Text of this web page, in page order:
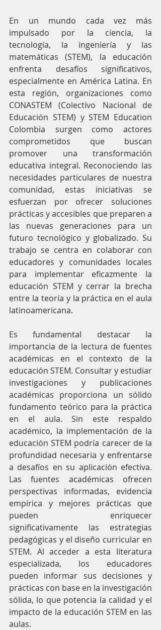
En un mundo cada vez más
impulsado por la ciencia, la
tecnología, la ingeniería y las
matemáticas (STEM), la educación
enfrenta desafíos significativos,
especialmente en América Latina. En
esta región, organizaciones como
CONASTEM (Colectivo Nacional de
Educación STEM) y STEM Education
Colombia surgen como actores
comprometidos que buscan
promover una transformación
educativa integral. Reconociendo las
necesidades particulares de nuestra
comunidad, estas iniciativas se
esfuerzan por ofrecer soluciones
prácticas y accesibles que preparen a
las nuevas generaciones para un
futuro tecnológico y globalizado. Su
trabajo se centra en colaborar con
educadores y comunidades locales
para implementar eficazmente la
educación STEM y cerrar la brecha
entre la teoría y la práctica en el aula
latinoamericana.
Es fundamental destacar la
importancia de la lectura de fuentes
académicas en el contexto de la
educación STEM. Consultar y estudiar
investigaciones y publicaciones
académicas proporciona un sólido
fundamento teórico para la práctica
en el aula. Sin este respaldo
académico, la implementación de la
educación STEM podría carecer de la
profundidad necesaria y enfrentarse
a desafíos en su aplicación efectiva.
Las fuentes académicas ofrecen
perspectivas informadas, evidencia
empírica y mejores prácticas que
pueden enriquecer
significativamente las estrategias
pedagógicas y el diseño curricular en
STEM. Al acceder a esta literatura
especializada, los educadores
pueden informar sus decisiones y
prácticas con base en la investigación
sólida, lo que potencia la calidad y el
impacto de la educación STEM en las
aulas.